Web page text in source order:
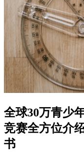
全球30万青少
竞赛全方位介
书